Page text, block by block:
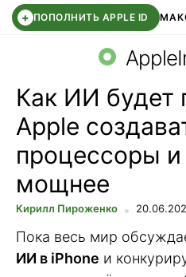
+ ПОПОЛНИТЬ APPLE ID
СБЕР КИДС ВТБ
Как ИИ будет
Apple
процессоры и
мощнее
Кирилл Пироженко
Пока весь мир
ИИ в iPhone и